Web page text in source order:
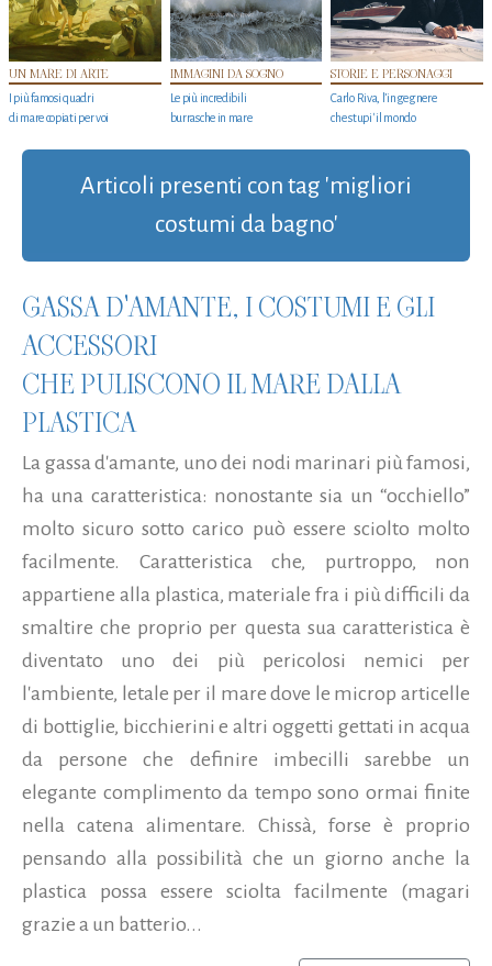
UN MARE DI ARTE
I più famosi quadri
di mare copiati per voi
IMMAGINI DA SOGNO
Le più incredibili
burrasche in mare
STORIE E PERSONAGGI
Carlo Riva, l’ingegnere
che stupi' il mondo
Articoli presenti con tag 'migliori
costumi da bagno'
GASSA D'AMANTE, I COSTUMI E GLI
ACCESSORI
CHE PULISCONO IL MARE DALLA
PLASTICA
La gassa d'amante, uno dei nodi marinari più famosi,
ha una caratteristica: nonostante sia un “occhiello”
molto sicuro sotto carico può essere sciolto molto
facilmente. Caratteristica che, purtroppo, non
appartiene alla plastica, materiale fra i più difficili da
smaltire che proprio per questa sua caratteristica è
diventato uno dei più pericolosi nemici per
l'ambiente, letale per il mare dove le microp articelle
di bottiglie, bicchierini e altri oggetti gettati in acqua
da persone che definire imbecilli sarebbe un
elegante complimento da tempo sono ormai finite
nella catena alimentare. Chissà, forse è proprio
pensando alla possibilità che un giorno anche la
plastica possa essere sciolta facilmente (magari
grazie a un batterio...